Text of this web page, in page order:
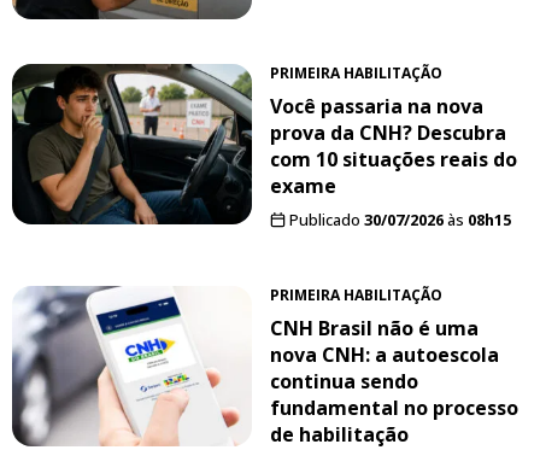
PRIMEIRA HABILITAÇÃO
Você passaria na nova
prova da CNH? Descubra
com 10 situações reais do
exame
Publicado 30/07/2026às 08h15
PRIMEIRA HABILITAÇÃO
CNH Brasil não é uma
nova CNH: a autoescola
continua sendo
fundamental no processo
de habilitação